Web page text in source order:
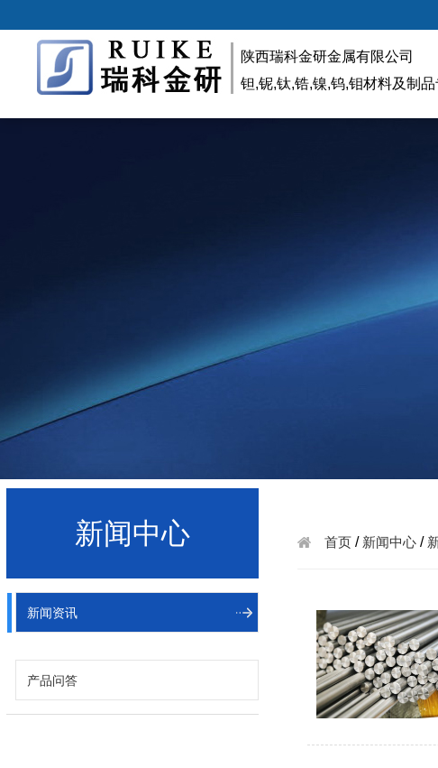
陕西瑞科金研金属有限公司
钽,铌,钛,锆,镍,钨,钼材料及制
新闻中心
新闻资讯
产品问答
首页 / 新闻中心 /